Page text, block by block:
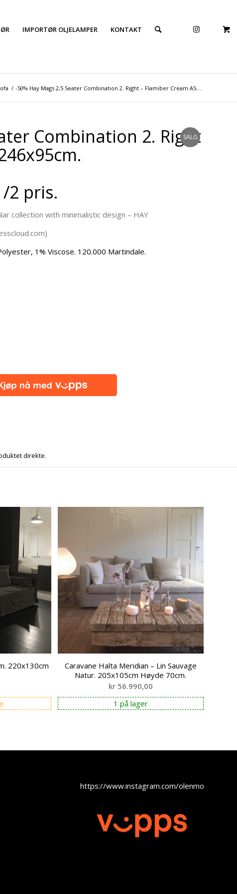
IMPORTØR OLJELAMPER KONTAKT
/ -50% Hay Mags 2,5 Seater Combination 2. Right – Flamiber Cream A5....
SALG
Combination 2. Right
2 pris.
collection with minimalistic design – HAY
1% Viscose. 120.000 Martindale.
direkte.
220x130cm
Caravane Halta Meridian – Lin Sauvage
Natur. 205x105cm Høyde 70cm.
kr56.990,00
1 på lager
https://www.instagram.com/olenmobel